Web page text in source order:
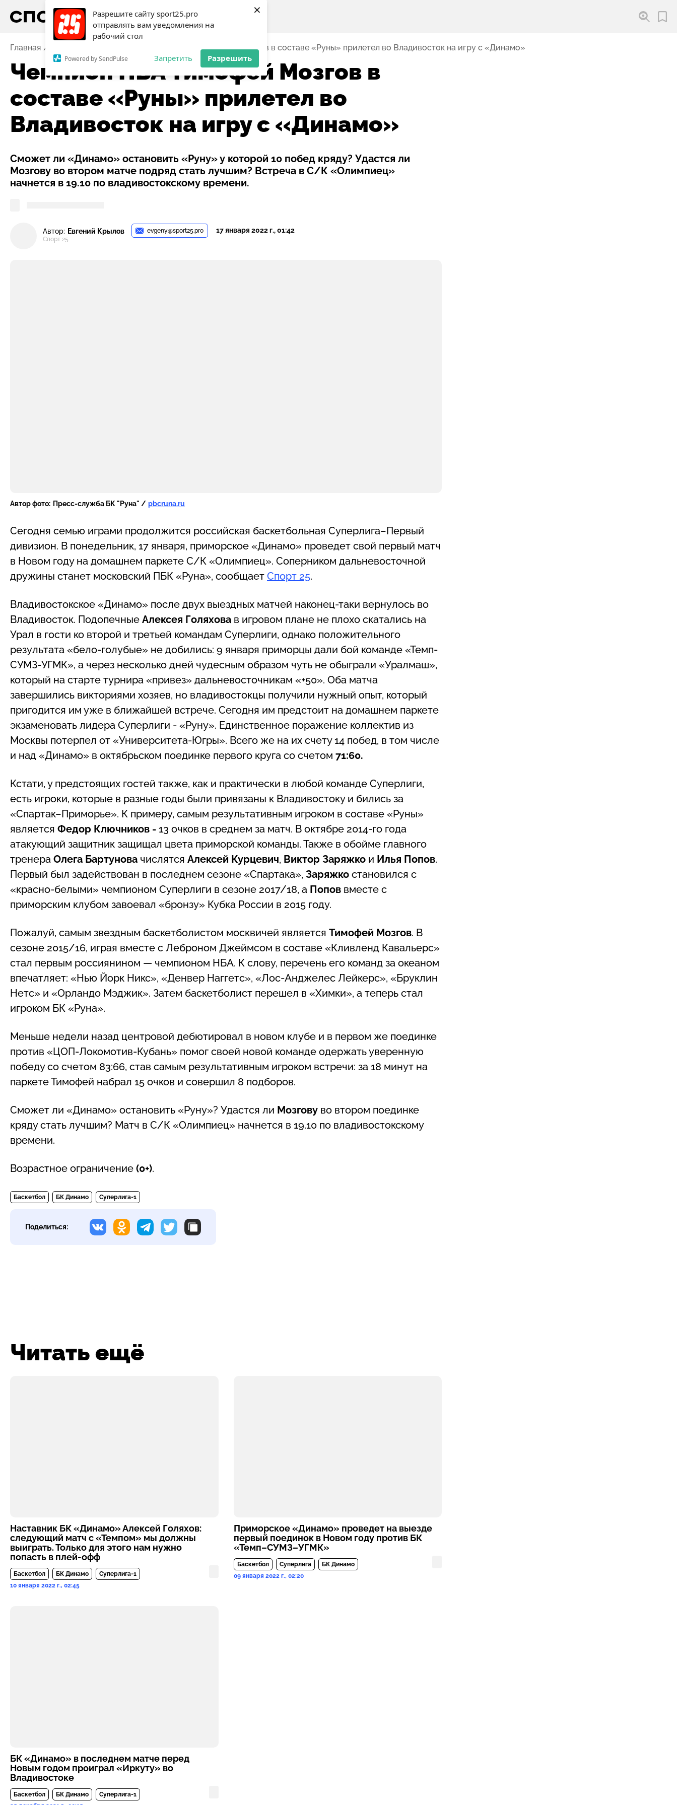
Разрешите сайту sport25.pro
отправлять вам уведомления на
рабочий стол
Powered by SendPulse Запретить Разрешить
×
Главная Чемпион НБА Тимофей Мозгов в составе «Руны» прилетел во Владивосток на игру с «Динамо»
Чемпион НБА Тимофей Мозгов в
составе «Руны» прилетел во
Владивосток на игру с «Динамо»
Сможет ли «Динамо» остановить «Руну» у которой 10 побед кряду? Удастся ли
Мозгову во втором матче подряд стать лучшим? Встреча в С/К «Олимпиец»
начнется в 19.10 по владивостокскому времени.
Автор: Евгений Крылов
Спорт 25
evgeny@sport25.pro 17 января 2022 г., 01:42
Автор фото: Пресс-служба БК "Руна" / pbcruna.ru
Сегодня семью играми продолжится российская баскетбольная Суперлига–Первый
дивизион. В понедельник, 17 января, приморское «Динамо» проведет свой первый матч
в Новом году на домашнем паркете С/К «Олимпиец». Соперником дальневосточной
дружины станет московский ПБК «Руна», сообщает Спорт 25.
Владивостокское «Динамо» после двух выездных матчей наконец-таки вернулось во
Владивосток. Подопечные Алексея Голяхова в игровом плане не плохо скатались на
Урал в гости ко второй и третьей командам Суперлиги, однако положительного
результата «бело-голубые» не добились: 9 января приморцы дали бой команде «Темп-
СУМЗ-УГМК», а через несколько дней чудесным образом чуть не обыграли «Уралмаш»,
который на старте турнира «привез» дальневосточникам «+50». Оба матча
завершились викториями хозяев, но владивостокцы получили нужный опыт, который
пригодится им уже в ближайшей встрече. Сегодня им предстоит на домашнем паркете
экзаменовать лидера Суперлиги - «Руну». Единственное поражение коллектив из
Москвы потерпел от «Университета-Югры». Всего же на их счету 14 побед, в том числе
и над «Динамо» в октябрьском поединке первого круга со счетом 71:60.
Кстати, у предстоящих гостей также, как и практически в любой команде Суперлиги,
есть игроки, которые в разные годы были привязаны к Владивостоку и бились за
«Спартак–Приморье». К примеру, самым результативным игроком в составе «Руны»
является Федор Ключников - 13 очков в среднем за матч. В октябре 2014-го года
атакующий защитник защищал цвета приморской команды. Также в обойме главного
тренера Олега Бартунова числятся Алексей Курцевич, Виктор Заряжко и Илья Попов.
Первый был задействован в последнем сезоне «Спартака», Заряжко становился с
«красно-белыми» чемпионом Суперлиги в сезоне 2017/18, а Попов вместе с
приморским клубом завоевал «бронзу» Кубка России в 2015 году.
Пожалуй, самым звездным баскетболистом москвичей является Тимофей Мозгов. В
сезоне 2015/16, играя вместе с Леброном Джеймсом в составе «Кливленд Кавальерс»
стал первым россиянином — чемпионом НБА. К слову, перечень его команд за океаном
впечатляет: «Нью Йорк Никс», «Денвер Наггетс», «Лос-Анджелес Лейкерс», «Бруклин
Нетс» и «Орландо Мэджик». Затем баскетболист перешел в «Химки», а теперь стал
игроком БК «Руна».
Меньше недели назад центровой дебютировал в новом клубе и в первом же поединке
против «ЦОП-Локомотив-Кубань» помог своей новой команде одержать уверенную
победу со счетом 83:66, став самым результативным игроком встречи: за 18 минут на
паркете Тимофей набрал 15 очков и совершил 8 подборов.
Сможет ли «Динамо» остановить «Руну»? Удастся ли Мозгову во втором поединке
кряду стать лучшим? Матч в С/К «Олимпиец» начнется в 19.10 по владивостокскому
времени.
Возрастное ограничение (0+).
Баскетбол БК Динамо Суперлига-1
Поделиться:
Читать ещё
Наставник БК «Динамо» Алексей Голяхов:
следующий матч с «Темпом» мы должны
выиграть. Только для этого нам нужно
попасть в плей-офф
Баскетбол БК Динамо
Суперлига-1
10 января 2022 г., 02:45
Приморское «Динамо» проведет на выезде
первый поединок в Новом году против БК
«Темп–СУМЗ–УГМК»
Баскетбол Суперлига
БК Динамо
09 января 2022 г., 02:20
БК «Динамо» в последнем матче перед
Новым годом проиграл «Иркуту» во
Владивостоке
Баскетбол БК Динамо
Суперлига-1